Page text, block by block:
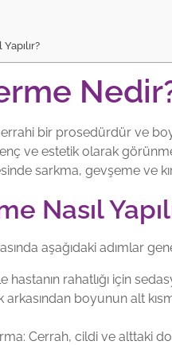
bir prosedürdür ve
genç ve estetik olarak
sarkma, gevşeme ve
Nasıl
aşağıdaki adımlar
hastanın rahatlığı için
arkasından boyunun alt
Cerrah, cildi ve alttaki